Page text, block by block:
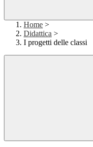
Home >
Didattica >
I progetti delle classi